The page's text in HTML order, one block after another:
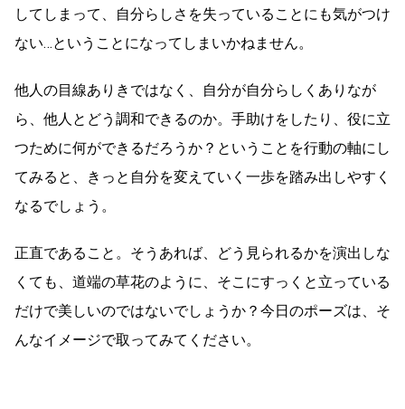
してしまって、自分らしさを失っていることにも気がつけ
ない…ということになってしまいかねません。
他人の目線ありきではなく、自分が自分らしくありなが
ら、他人とどう調和できるのか。手助けをしたり、役に立
つために何ができるだろうか？ということを行動の軸にし
てみると、きっと自分を変えていく一歩を踏み出しやすく
なるでしょう。
正直であること。そうあれば、どう見られるかを演出しな
くても、道端の草花のように、そこにすっくと立っている
だけで美しいのではないでしょうか？今日のポーズは、そ
んなイメージで取ってみてください。